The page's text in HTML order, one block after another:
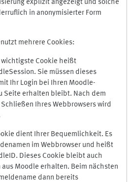
explizit angezeigt und solche
in anonymisierter Form
mehrere Cookies:
Cookie heißt
Sie müssen dieses
Ihr Login bei Ihren Moodle-
Seite erhalten bleibt. Nach dem
Ihres Webbrowsers wird
dient Ihrer Bequemlichkeit. Es
im Webbrowser und heißt
Dieses Cookie bleibt auch
aus Moodle erhalten. Beim nächsten
dann bereits